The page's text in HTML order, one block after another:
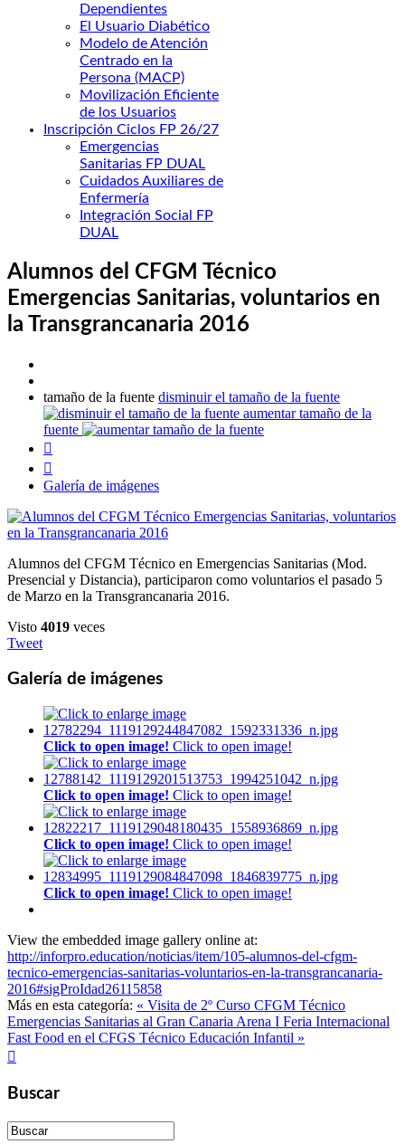
Dependientes
El Usuario Diabético
Modelo de Atención
Centrado en la
Persona (MACP)
Movilización Eficiente
de los Usuarios
Inscripción Ciclos FP 26/27
Emergencias
Sanitarias FP DUAL
Cuidados Auxiliares de
Enfermería
Integración Social FP
DUAL
Alumnos del CFGM Técnico
Emergencias Sanitarias, voluntarios en
la Transgrancanaria 2016
tamaño de la fuente disminuir el tamaño de la fuente
aumentar tamaño de la
fuente


Galería de imágenes
Alumnos del CFGM Técnico en Emergencias Sanitarias (Mod.
Presencial y Distancia), participaron como voluntarios el pasado 5
de Marzo en la Transgrancanaria 2016.
Visto 4019 veces
Tweet
Galería de imágenes
Click to open image! Click to open image!
Click to open image! Click to open image!
Click to open image! Click to open image!
Click to open image! Click to open image!
View the embedded image gallery online at:
http://inforpro.education/noticias/item/105-alumnos-del-cfgm-
tecnico-emergencias-sanitarias-voluntarios-en-la-transgrancanaria-
2016#sigProIdad26115858
Más en esta categoría: « Visita de 2º Curso CFGM Técnico
Emergencias Sanitarias al Gran Canaria Arena I Feria Internacional
Fast Food en el CFGS Técnico Educación Infantil »

Buscar